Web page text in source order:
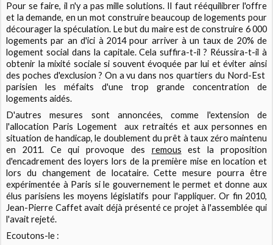
Pour se faire, il n'y a pas mille solutions. Il faut rééquilibrer l'offre
et la demande, en un mot construire beaucoup de logements pour
décourager la spéculation. Le but du maire est de construire 6 000
logements par an d'ici à 2014 pour arriver à un taux de 20% de
logement social dans la capitale. Cela suffira-t-il ? Réussira-t-il à
obtenir la mixité sociale si souvent évoquée par lui et éviter ainsi
des poches d'exclusion ? On a vu dans nos quartiers du Nord-Est
parisien les méfaits d'une trop grande concentration de
logements aidés.
D'autres mesures sont annoncées, comme l'extension de
l'allocation Paris Logement aux retraités et aux personnes en
situation de handicap, le doublement du prêt à taux zéro maintenu
en 2011. Ce qui provoque des remous est la proposition
d'encadrement des loyers lors de la première mise en location et
lors du changement de locataire. Cette mesure pourra être
expérimentée à Paris si le gouvernement le permet et donne aux
élus parisiens les moyens législatifs pour l'appliquer. Or fin 2010,
Jean-Pierre Caffet avait déjà présenté ce projet à l'assemblée qui
l'avait rejeté.
Ecoutons-le :